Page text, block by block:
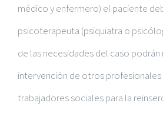
médico y enfermero) el paciente
psicoterapeuta (psiquiatra o
de las necesidades del caso podrán
intervención de otros
trabajadores sociales para la